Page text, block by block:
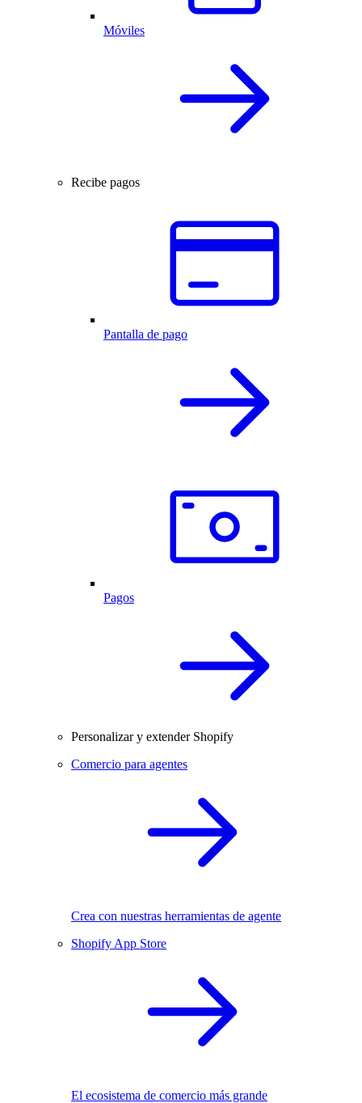
Móviles
Recibe pagos
Pantalla de pago
Pagos
Personalizar y extender Shopify
Comercio para agentes
Crea con nuestras herramientas de agente
Shopify App Store
El ecosistema de comercio más grande